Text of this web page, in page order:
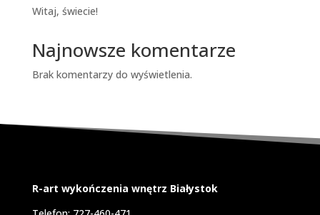
Witaj, świecie!
Najnowsze komentarze
Brak komentarzy do wyświetlenia.
R-art wykończenia wnętrz Białystok